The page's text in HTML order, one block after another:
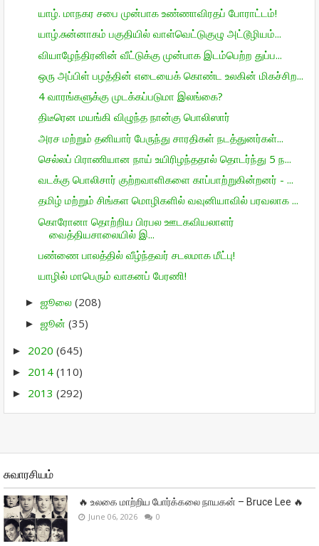
யாழ். மாநகர சபை முன்பாக உண்ணாவிரதப் போராட்டம்!
யாழ்.சுன்னாகம் பகுதியில் வாள்வெட்டுகுழு அட்டூழியம்...
வியாழேந்திரனின் வீட்டுக்கு முன்பாக இடம்பெற்ற துப்ப...
ஒரு அப்பிள் பழத்தின் எடையைக் கொண்ட உலகின் மிகச்சிற...
4 வாரங்களுக்கு முடக்கப்படுமா இலங்கை?
திடீரென மயங்கி விழுந்த நான்கு பொலிஸார்
அரச மற்றும் தனியார் பேருந்து சாரதிகள் நடத்துனர்கள்...
செல்லப் பிராணியான நாய் உயிரிழந்ததால் தொடர்ந்து 5 ந...
வடக்கு பொலிசார் குற்றவாளிகளை காப்பாற்றுகின்றனர் - ...
தமிழ் மற்றும் சிங்கள மொழிகளில் வவுனியாவில் பரவலாக ...
கொரோனா தொற்றிய பிரபல ஊடகவியலாளர்
வைத்தியசாலையில் இ...
பண்ணை பாலத்தில் வீழ்ந்தவர் சடலமாக மீட்பு!
யாழில் மாபெரும் வாகனப் பேரணி!
► ஜூலை (208)
► ஜூன் (35)
► 2020 (645)
► 2014 (110)
► 2013 (292)
சுவாரசியம்
🔥 உலகை மாற்றிய போர்க்கலை நாயகன் – Bruce Lee 🔥
June 06, 2026 0